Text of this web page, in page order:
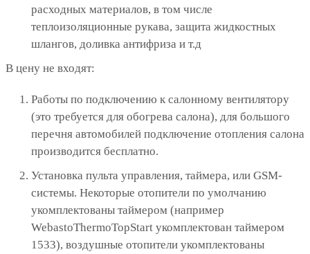
расходных материалов, в том числе
теплоизоляционные рукава, защита жидкостных
шлангов, доливка антифриза и т.д
В цену не входят:
Работы по подключению к салонному вентилятору
(это требуется для обогрева салона), для большого
перечня автомобилей подключение отопления салона
производится бесплатно.
Установка пульта управления, таймера, или GSM-
системы. Некоторые отопители по умолчанию
укомплектованы таймером (например
WebastoThermoTopStart укомплектован таймером
1533), воздушные отопители укомплектованы